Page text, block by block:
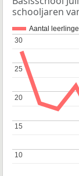
schooljaren
Aantal
10
10
15
15
20
20
25
25
30
30